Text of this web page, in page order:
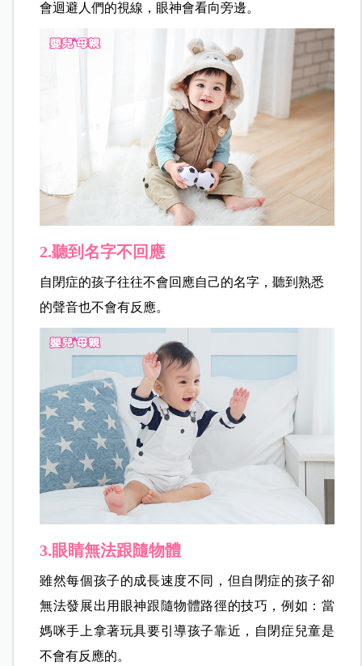
會迴避人們的視線，眼神會看向旁邊。
2.聽到名字不回應
自閉症的孩子往往不會回應自己的名字，聽到熟悉
的聲音也不會有反應。
3.眼睛無法跟隨物體
雖然每個孩子的成長速度不同，但自閉症的孩子卻
無法發展出用眼神跟隨物體路徑的技巧，例如：當
媽咪手上拿著玩具要引導孩子靠近，自閉症兒童是
不會有反應的。